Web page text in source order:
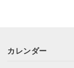
カレンダー